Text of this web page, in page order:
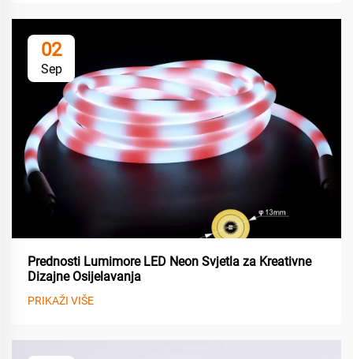
02
Sep
Prednosti Lumimore LED Neon Svjetla za Kreativne
Dizajne Osijelavanja
PRIKAŽI VIŠE